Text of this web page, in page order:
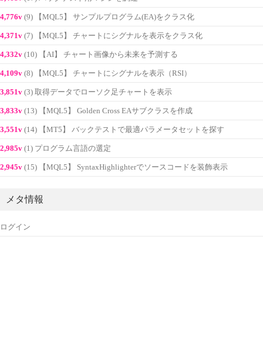
4,776v (9) 【MQL5】 サンプルプログラム(EA)をクラス化
4,371v (7) 【MQL5】 チャートにシグナルを表示をクラス化
4,332v (10) 【AI】 チャート画像から未来を予測する
4,109v (8) 【MQL5】 チャートにシグナルを表示（RSI）
3,851v (3) 取得データでローソク足チャートを表示
3,833v (13) 【MQL5】 Golden Cross EAサブクラスを作成
3,551v (14) 【MT5】 バックテストで最適パラメータセットを探す
2,985v (1) プログラム言語の選定
2,945v (15) 【MQL5】 SyntaxHighlighterでソースコードを装飾表示
メタ情報
ログイン